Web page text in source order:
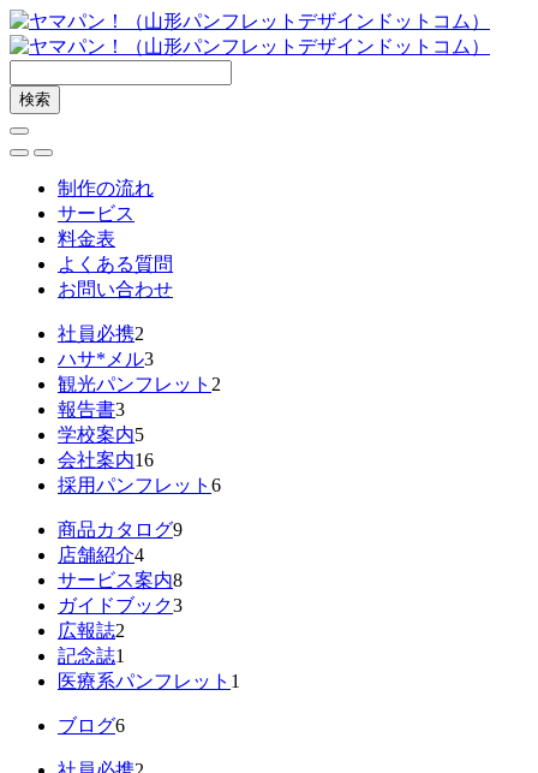
制作の流れ
サービス
料金表
よくある質問
お問い合わせ
社員必携2
ハサ*メル3
観光パンフレット 2
報告書3
学校案内5
会社案内16
採用パンフレット 6
商品カタログ9
店舗紹介4
サービス案内8
ガイドブック3
広報誌2
記念誌1
医療系パンフレット 1
ブログ6